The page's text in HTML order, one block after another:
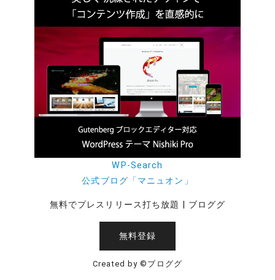
WP-Search
公式ブログ「マニュオン」
無料でプレスリリース打ち放題 | ブロググ
無料登録
Created by ©ブロググ